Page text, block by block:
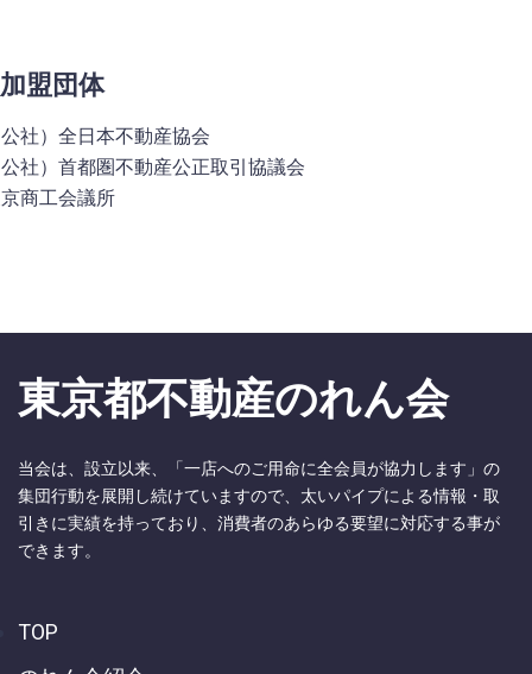
加盟団体
社）全日本不動産協会
社）首都圏不動産公正取引協議会
商工会議所
東京都不動産のれん会
当会は、設立以来、「一店へのご用命に全会員が協力します」の
集団行動を展開し続けていますので、太いパイプによる情報・取
引きに実績を持っており、消費者のあらゆる要望に対応する事が
できます。
TOP